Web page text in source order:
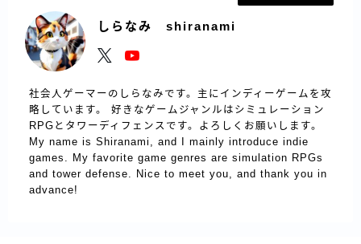
しらなみ shiranami
社会人ゲーマーのしらなみです。主にインディーゲームを攻
略しています。 好きなゲームジャンルはシミュレーション
RPGとタワーディフェンスです。よろしくお願いします。
My name is Shiranami, and I mainly introduce indie
games. My favorite game genres are simulation RPGs
and tower defense. Nice to meet you, and thank you in
advance!